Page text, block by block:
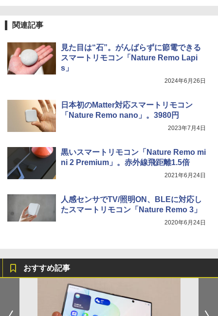
関連記事
見た目は“石”。がんばらずに節電できる
スマートリモコン「Nature Remo Lapi
s」
2024年6月26日
日本初のMatter対応スマートリモコン
「Nature Remo nano」。3980円
2023年7月4日
黒いスマートリモコン「Nature Remo mi
ni 2 Premium」。赤外線飛距離1.5倍
2021年6月24日
人感センサでTV/照明ON、BLEに対応し
たスマートリモコン「Nature Remo 3」
2020年6月24日
おすすめ記事